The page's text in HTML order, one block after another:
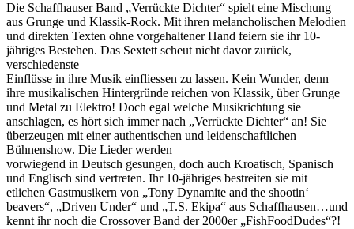
Die Schaffhauser Band „Verrückte Dichter“ spielt eine Mischung
aus Grunge und Klassik-Rock. Mit ihren melancholischen Melodien
und direkten Texten ohne vorgehaltener Hand feiern sie ihr 10-
jähriges Bestehen. Das Sextett scheut nicht davor zurück,
verschiedenste
Einflüsse in ihre Musik einfliessen zu lassen. Kein Wunder, denn
ihre musikalischen Hintergründe reichen von Klassik, über Grunge
und Metal zu Elektro! Doch egal welche Musikrichtung sie
anschlagen, es hört sich immer nach „Verrückte Dichter“ an! Sie
überzeugen mit einer authentischen und leidenschaftlichen
Bühnenshow. Die Lieder werden
vorwiegend in Deutsch gesungen, doch auch Kroatisch, Spanisch
und Englisch sind vertreten. Ihr 10-jähriges bestreiten sie mit
etlichen Gastmusikern von „Tony Dynamite and the shootin‘
beavers“, „Driven Under“ und „T.S. Ekipa“ aus Schaffhausen…und
kennt ihr noch die Crossover Band der 2000er „FishFoodDudes“?!